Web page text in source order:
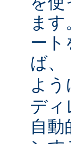
ま
ート
ば、
よう
ディ
自